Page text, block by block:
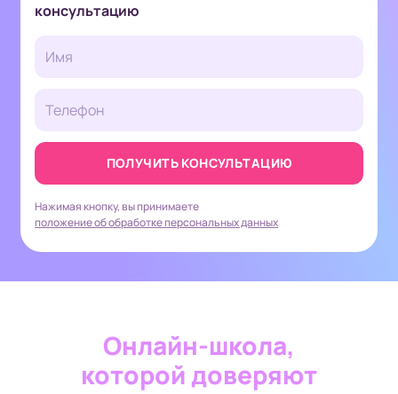
консультацию
ПОЛУЧИТЬ КОНСУЛЬТАЦИЮ
Нажимая кнопку, вы принимаете
положение об обработке персональных данных
Онлайн-школа,
которой доверяют